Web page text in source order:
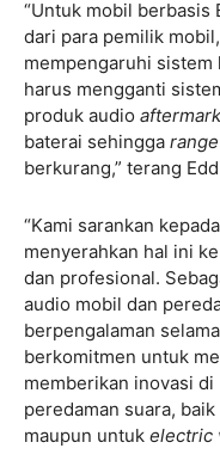
“Untuk mobil berbasis
dari para pemilik
mempengaruhi
harus mengganti
produk audio
baterai sehingga range
berkurang,” terang
“Kami sarankan
menyerahkan hal ini
dan profesional.
audio mobil dan
berpengalaman
berkomitmen untuk
memberikan inovasi
peredaman suara,
maupun untuk electric